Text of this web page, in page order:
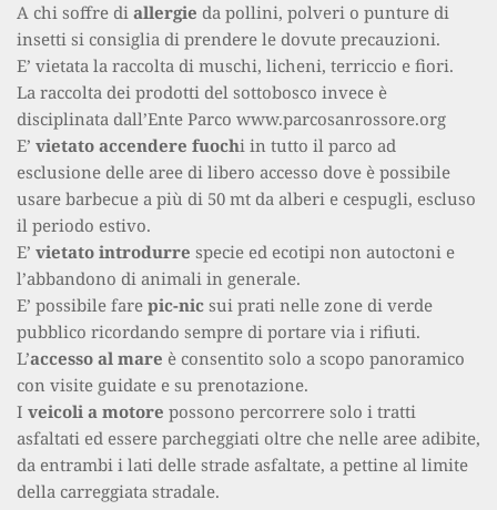
A chi soffre di allergie da pollini, polveri o punture di
insetti si consiglia di prendere le dovute precauzioni.
E’ vietata la raccolta di muschi, licheni, terriccio e fiori.
La raccolta dei prodotti del sottobosco invece è
disciplinata dall’Ente Parco www.parcosanrossore.org
E’ vietato accendere fuochi in tutto il parco ad
esclusione delle aree di libero accesso dove è possibile
usare barbecue a più di 50 mt da alberi e cespugli, escluso
il periodo estivo.
E’ vietato introdurre specie ed ecotipi non autoctoni e
l’abbandono di animali in generale.
E’ possibile fare pic-nic sui prati nelle zone di verde
pubblico ricordando sempre di portare via i rifiuti.
L’accesso al mare è consentito solo a scopo panoramico
con visite guidate e su prenotazione.
I veicoli a motore possono percorrere solo i tratti
asfaltati ed essere parcheggiati oltre che nelle aree adibite,
da entrambi i lati delle strade asfaltate, a pettine al limite
della carreggiata stradale.